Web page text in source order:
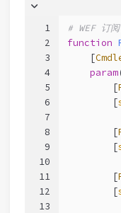
1
2
3
4
5
6
7
8
9
10
11
12
13
# WEF 订
function
[
param
        [
        [
        [
        [
        [
        [